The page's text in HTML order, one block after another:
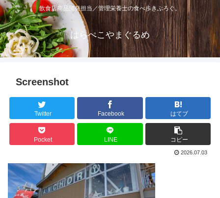
飲食店商品開発担当／管理栄養士の食べ歩きぶろぐ。
はらぺこやまぐるめ
Screenshot
Twitter Facebook はてブ
Pocket LINE コピー
2026.07.03